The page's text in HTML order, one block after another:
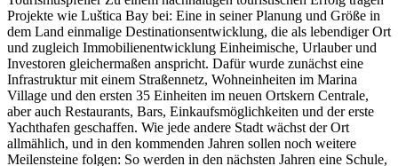
Projekte wie Luštica Bay bei: Eine in seiner Planung und Größe in
dem Land einmalige Destinationsentwicklung, die als lebendiger Ort
und zugleich Immobilienentwicklung Einheimische, Urlauber und
Investoren gleichermaßen anspricht. Dafür wurde zunächst eine
Infrastruktur mit einem Straßennetz, Wohneinheiten im Marina
Village und den ersten 35 Einheiten im neuen Ortskern Centrale,
aber auch Restaurants, Bars, Einkaufsmöglichkeiten und der erste
Yachthafen geschaffen. Wie jede andere Stadt wächst der Ort
allmählich, und in den kommenden Jahren sollen noch weitere
Meilensteine folgen: So werden in den nächsten Jahren eine Schule,